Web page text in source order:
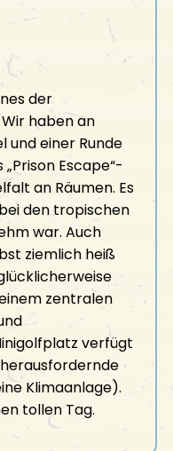
der
haben an
und einer Runde
Escape“-
an Räumen. Es
den tropischen
war. Auch
ziemlich heiß
zentralen
verfügt
Klimaanlage).
tollen Tag.